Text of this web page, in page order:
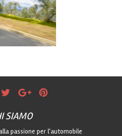
SIAMO
passione per l'automobile